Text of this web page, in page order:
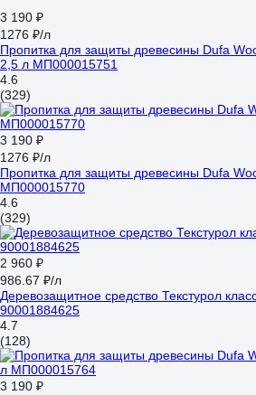
3 190 ₽
1276 ₽/л
Пропитка для защиты древесины Dufa
2,5 л МП000015751
4.6
(329)
3 190 ₽
1276 ₽/л
Пропитка для защиты древесины Dufa
МП000015770
4.6
(329)
2 960 ₽
986.67 ₽/л
Деревозащитное средство Текстурол
90001884625
4.7
(128)
3 190 ₽